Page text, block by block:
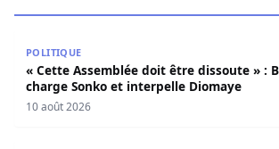
POLITIQUE
« Cette Assemblée doit être dissoute » :
charge Sonko et interpelle Diomaye
10 août 2026